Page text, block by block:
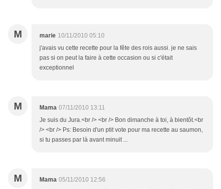
M marie 10/11/2010 05:10
j'avais vu cette recette pour la fête des rois aussi. je ne sais
pas si on peut la faire à cette occasion ou si c'était
exceptionnel
M Mama 07/11/2010 13:11
Je suis du Jura.<br /> <br /> Bon dimanche à toi, à bientôt.<br
/> <br /> Ps: Besoin d'un ptit vote pour ma recette au saumon,
si tu passes par là avant minuit ...
M Mama 05/11/2010 12:56